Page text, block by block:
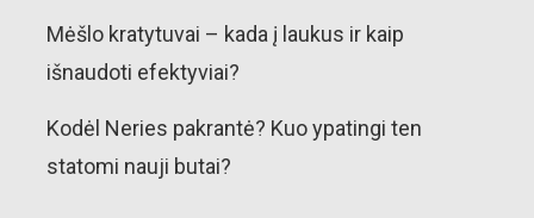
Mėšlo kratytuvai – kada į laukus ir kaip
išnaudoti efektyviai?
Kodėl Neries pakrantė? Kuo ypatingi ten
statomi nauji butai?